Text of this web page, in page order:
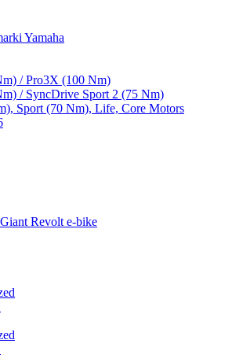
Yamaha
/ Pro3X (100 Nm)
/ SyncDrive Sport 2 (75 Nm)
Sport (70 Nm), Life, Core Motors
Revolt e-bike